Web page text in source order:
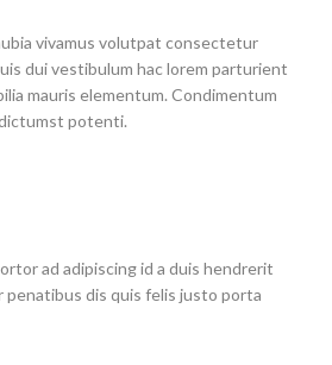
vivamus volutpat consectetur
dui vestibulum hac lorem parturient
mauris elementum. Condimentum
potenti.
ad adipiscing id a duis hendrerit
penatibus dis quis felis justo porta